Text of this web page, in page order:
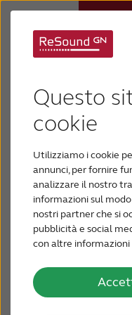
Questo
cookie
Utilizziamo i cookie
annunci, per fornire
analizzare il nostro
informazioni sul
nostri partner che si
pubblicità e social
con altre
In ottemperanza alle
Ipoacusia
Supporto e assistenza
Perché ReSound
PER GLI
BLOG
uditiva
Offri al tuo
l'assistenza
aiutarlo nella vita